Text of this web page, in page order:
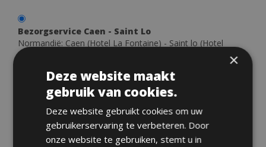
Bezorgservice Caen - Saint Lo
Normandië: Caen (Hotel La Fontaine) - Saint lo (Hotel
Mercure) Mont Saint Michel (B & B La Jacotière)
Bezorgservice Caen - Saint Lo
Normandië: Caen (Hotel La Fontaine) - Saint lo (Hotel
Mercure) Mont Saint Michel (B & B La Jacotière)
×
Deze website maakt
gebruik van cookies.
Deze website gebruikt cookies om uw
gebruikerservaring te verbeteren. Door
onze website te gebruiken, stemt u in